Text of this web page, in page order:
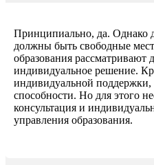
Принципиально, да. Однако
должны быть свободные
образования рассматривают
индивидуальное решение.
индивидуальной поддержки,
способности. Но для этого
консультация и
управления образования.